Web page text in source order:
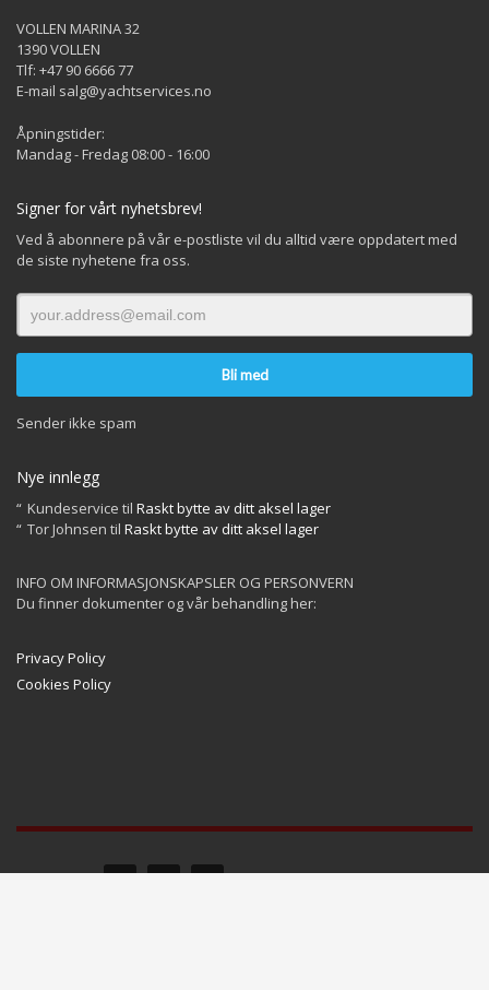
VOLLEN MARINA 32
1390 VOLLEN
Tlf: +47 90 6666 77
E-mail salg@yachtservices.no
Åpningstider:
Mandag - Fredag 08:00 - 16:00
Signer for vårt nyhetsbrev!
Ved å abonnere på vår e-postliste vil du alltid være oppdatert med
de siste nyhetene fra oss.
Sender ikke spam
Nye innlegg
Kundeservice til Raskt bytte av ditt aksel lager
Tor Johnsen til Raskt bytte av ditt aksel lager
INFO OM INFORMASJONSKAPSLER OG PERSONVERN
Du finner dokumenter og vår behandling her:
Privacy Policy
Cookies Policy